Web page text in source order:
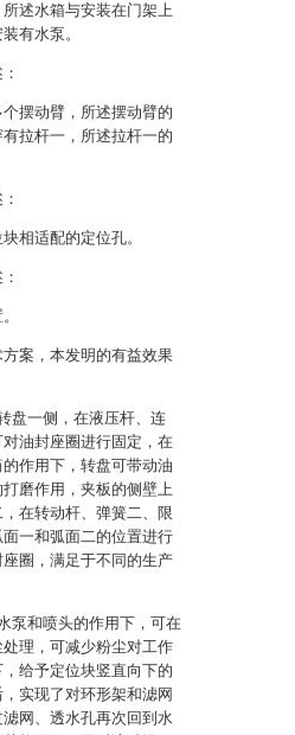
述水箱与安装在门架上
有水泵。
摆动臂，所述摆动臂的
拉杆一，所述拉杆一的
相适配的定位孔。
案，本发明的有益效果
盘一侧，在液压杆、连
油封座圈进行固定，在
作用下，转盘可带动油
磨作用，夹板的侧壁上
在转动杆、弹簧二、限
一和弧面二的位置进行
圈，满足于不同的生产
泵和喷头的作用下，可在
理，可减少粉尘对工作
给予定位块竖直向下的
实现了对环形架和滤网
网、透水孔再次回到水